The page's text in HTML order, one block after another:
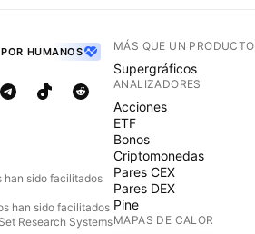
HUMANOS
han sido facilitados
han sido facilitados
Research Systems
MÁS QUE UN PRODUCTO
Supergráficos
ANALIZADORES
Acciones
ETF
Bonos
Criptomonedas
Pares CEX
Pares DEX
Pine
MAPAS DE CALOR